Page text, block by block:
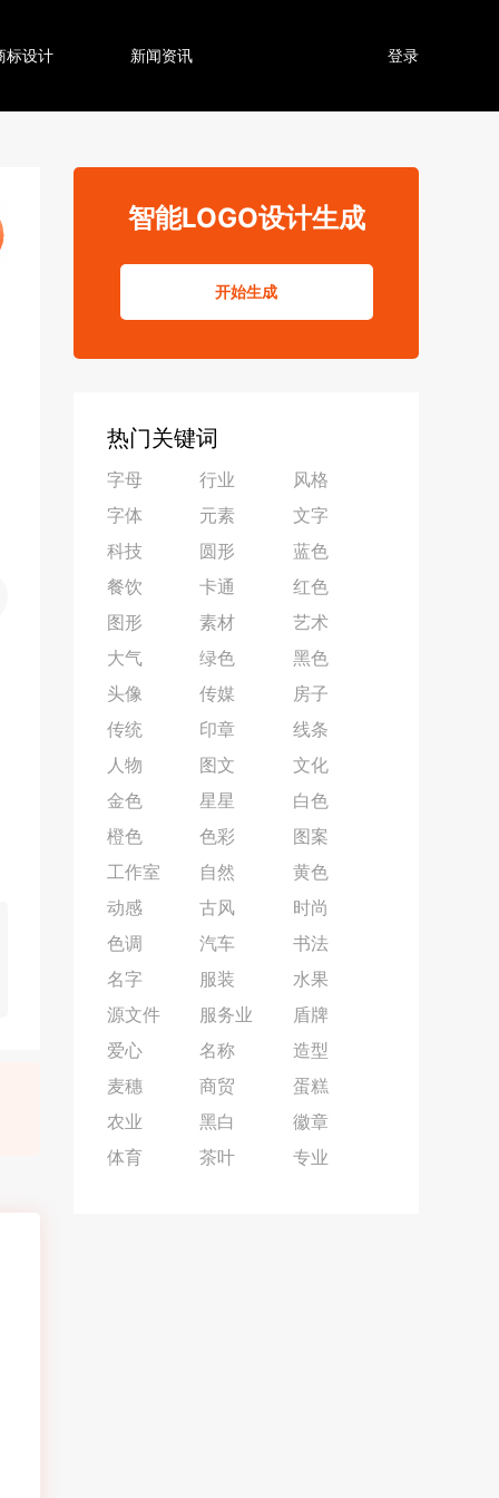
标设计 新闻资讯 登录
智能LOGO设计生成
开始生成
热门关键词
字母 行业
风格
字体
元素
文字
科技
圆形
蓝色
餐饮
卡通
红色
图形
素材
艺术
大气
绿色
黑色
头像
传媒
房子
传统
印章
线条
人物
图文
文化
金色
星星
白色
橙色
色彩
图案
工作室
自然
黄色
动感
古风
时尚
色调
汽车
书法
名字
服装
水果
源文件
服务业
盾牌
爱心
名称
造型
麦穗
商贸
蛋糕
农业
黑白
徽章
体育
茶叶 专业